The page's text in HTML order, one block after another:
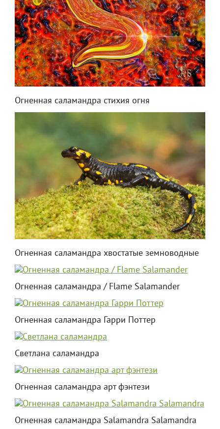
Огненная саламандра стихия огня
Огненная саламандра хвостатые земноводные
Огненная саламандра / Flame Salamander
Огненная саламандра Гарри Поттер
Светлана саламандра
Огненная саламандра арт фэнтези
Огненная саламандра Salamandra Salamandra